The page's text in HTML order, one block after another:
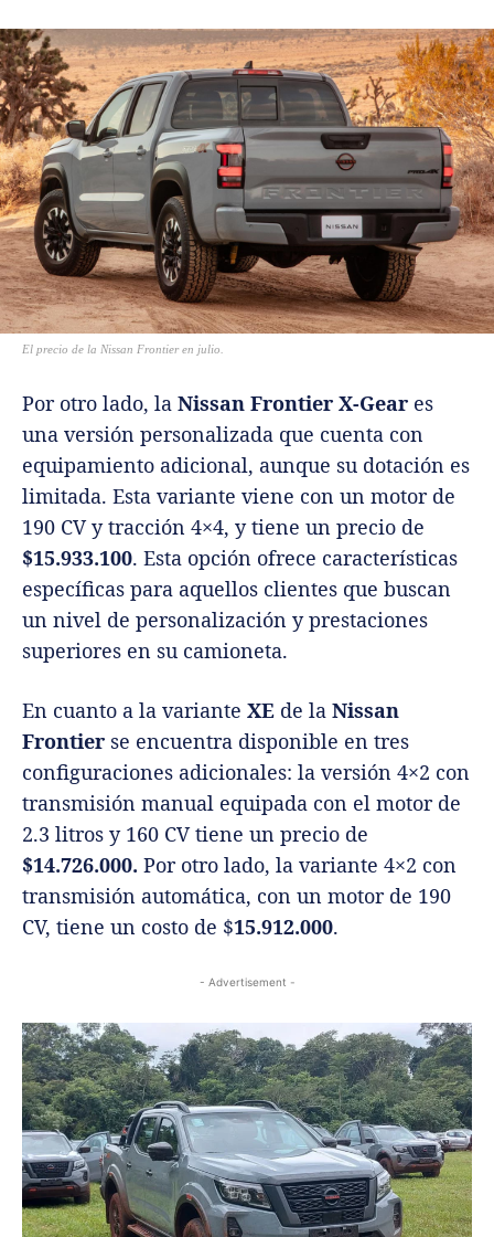
El precio de la Nissan Frontier en julio.
Por otro lado, la Nissan Frontier X-Gear es
una versión personalizada que cuenta con
equipamiento adicional, aunque su dotación es
limitada. Esta variante viene con un motor de
190 CV y tracción 4×4, y tiene un precio de
$15.933.100. Esta opción ofrece características
específicas para aquellos clientes que buscan
un nivel de personalización y prestaciones
superiores en su camioneta.
En cuanto a la variante XE de la Nissan
Frontier se encuentra disponible en tres
configuraciones adicionales: la versión 4×2 con
transmisión manual equipada con el motor de
2.3 litros y 160 CV tiene un precio de
$14.726.000. Por otro lado, la variante 4×2 con
transmisión automática, con un motor de 190
CV, tiene un costo de $15.912.000.
- Advertisement -